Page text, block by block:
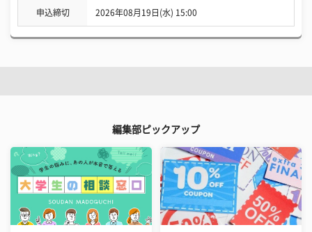
申込締切 2026年08月19日(水) 15:00
編集部ピックアップ